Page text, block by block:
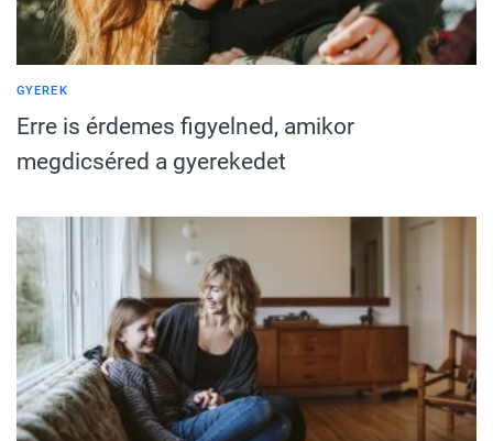
GYEREK
Erre is érdemes figyelned, amikor
megdicséred a gyerekedet